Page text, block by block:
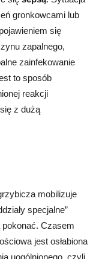
gronkowcami lub
się
zapalnego,
zainfekowanie
to sposób
reakcji
z dużą
mobilizuje
specjalne”
Czasem
jest osłabiona
uogólnionego, czyli